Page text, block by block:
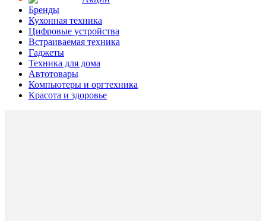
Бренды
Кухонная техника
Цифровые устройства
Встраиваемая техника
Гаджеты
Техника для дома
Автотовары
Компьютеры и оргтехника
Красота и здоровье